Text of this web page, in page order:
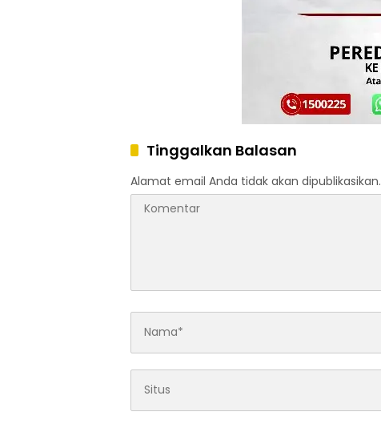
Tinggalkan Balasan
Alamat email Anda tidak akan dipublikasikan.